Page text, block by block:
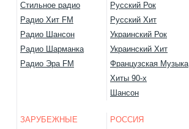
Стильное радио
Радио Хит FM
Радио Шансон
Радио Шарманка
Радио Эра FM
Русский Рок
Русский Хит
Украинский Рок
Украинский Хит
Французская Музыка
Хиты 90-х
Шансон
ЗАРУБЕЖНЫЕ
РОССИЯ